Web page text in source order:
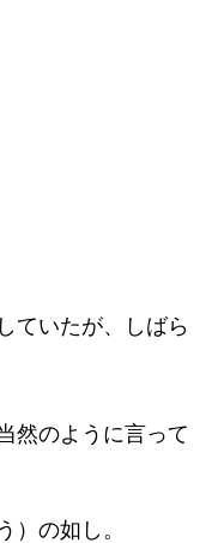
ていたが、しばら
然のように言って
）の如し。